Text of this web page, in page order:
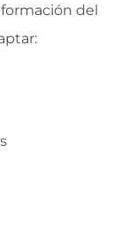
del